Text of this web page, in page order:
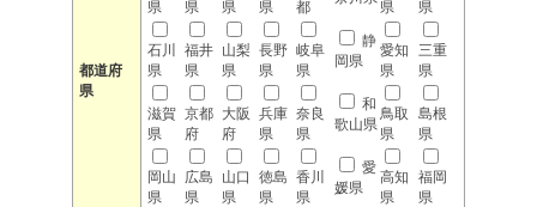
都道府
県
県
県
県
県
都
県
県
石川
県
福井
県
山梨
県
長野
県
岐阜
県
静
岡県
愛知
県
三重
県
滋賀
県
京都
府
大阪
府
兵庫
県
奈良
県
和
歌山県
鳥取
県
島根
県
岡山
県
広島
県
山口
県
徳島
県
香川
県
愛
媛県
高知
県
福岡
県